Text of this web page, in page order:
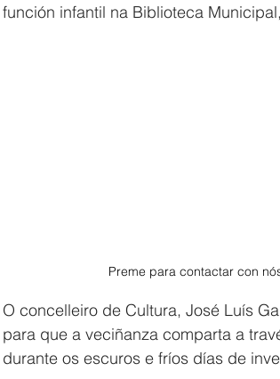
función infantil na Biblioteca
Preme para contactar con
O concelleiro de Cultura, José Luís
para que a veciñanza comparta a
durante os escuros e fríos días de